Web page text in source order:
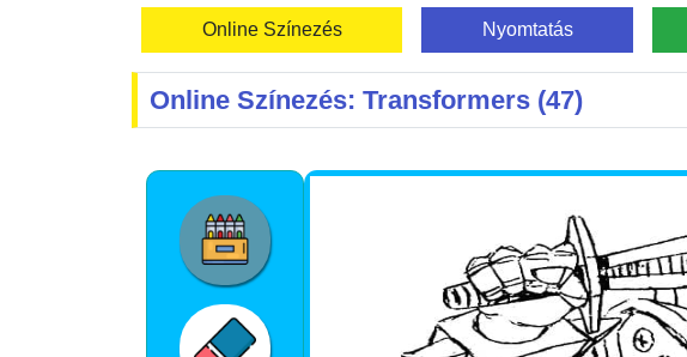
Online Színezés Nyomtatás
Online Színezés: Transformers (47)